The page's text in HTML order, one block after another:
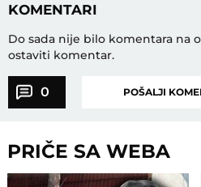
KOMENTARI
Do sada nije bilo komentara na
ostaviti komentar.
0 POŠALJI
PRIČE SA WEBA